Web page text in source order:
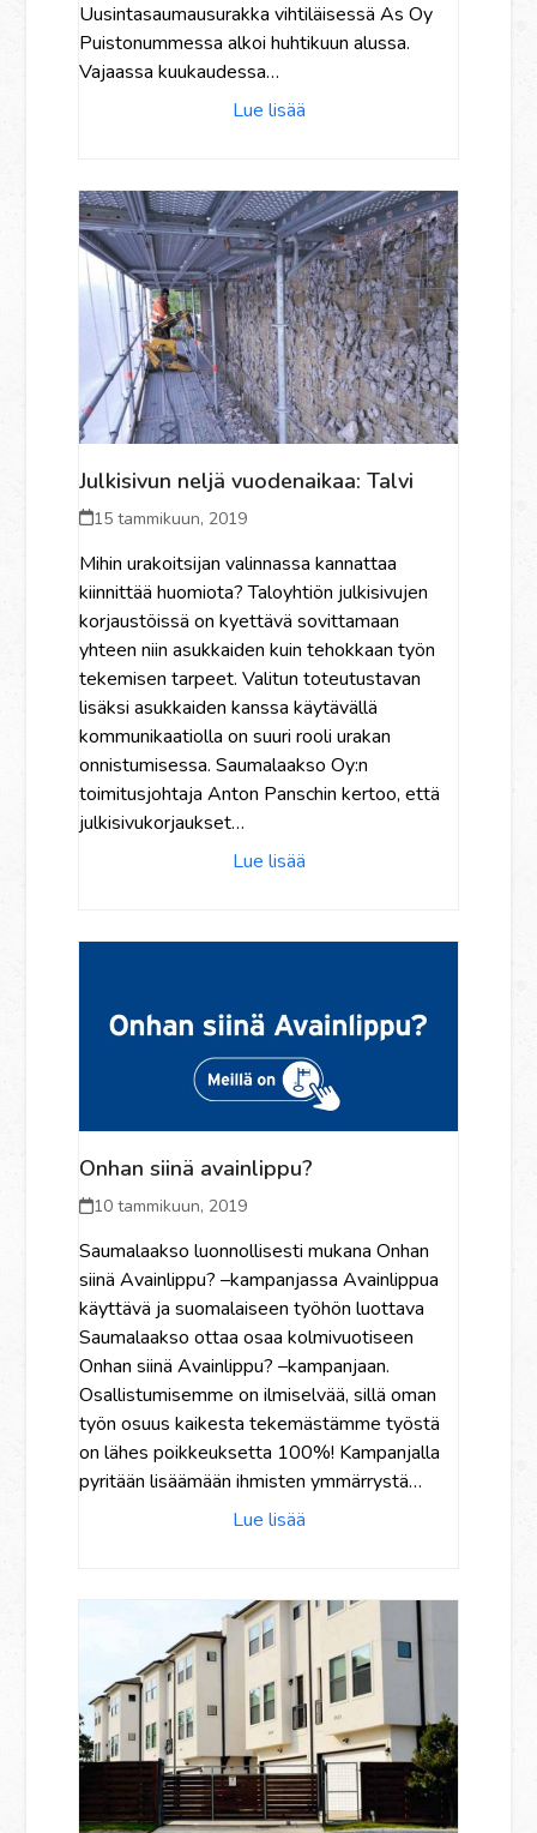
Uusintasaumausurakka vihtiläisessä As Oy
Puistonummessa alkoi huhtikuun alussa.
Vajaassa kuukaudessa…
Lue lisää
Julkisivun neljä vuodenaikaa: Talvi
15 tammikuun, 2019
Mihin urakoitsijan valinnassa kannattaa
kiinnittää huomiota? Taloyhtiön julkisivujen
korjaustöissä on kyettävä sovittamaan
yhteen niin asukkaiden kuin tehokkaan työn
tekemisen tarpeet. Valitun toteutustavan
lisäksi asukkaiden kanssa käytävällä
kommunikaatiolla on suuri rooli urakan
onnistumisessa. Saumalaakso Oy:n
toimitusjohtaja Anton Panschin kertoo, että
julkisivukorjaukset…
Lue lisää
Onhan siinä avainlippu?
10 tammikuun, 2019
Saumalaakso luonnollisesti mukana Onhan
siinä Avainlippu? –kampanjassa Avainlippua
käyttävä ja suomalaiseen työhön luottava
Saumalaakso ottaa osaa kolmivuotiseen
Onhan siinä Avainlippu? –kampanjaan.
Osallistumisemme on ilmiselvää, sillä oman
työn osuus kaikesta tekemästämme työstä
on lähes poikkeuksetta 100%! Kampanjalla
pyritään lisäämään ihmisten ymmärrystä…
Lue lisää